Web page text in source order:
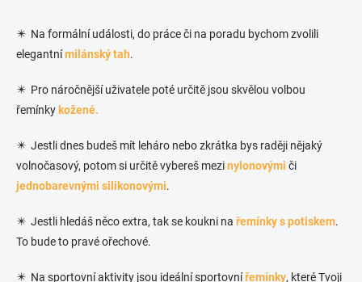
✴️ Na formální události, do práce či na poradu bychom zvolili
elegantnímilánský tah.
✴️ Pro náročnější uživatele poté určitě jsou skvělou volbou
řemínky kožené.
✴️ Jestli dnes budeš mít leháro nebo zkrátka bys raději nějaký
volnočasový, potom si určitě vybereš mezinylonovými či
jednobarevnými silikonovými.
✴️ Jestli hledáš něco extra, tak se koukni na řemínky s potiskem.
To bude to pravé ořechové.
✴️ Na sportovní aktivity jsou ideální sportovnířemínky, které Tvoji